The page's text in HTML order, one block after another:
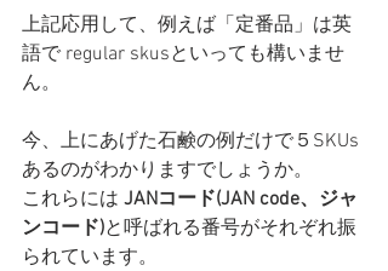
上記応用して、例えば 「定番品」は英
語で regular skusといっても構いませ
ん。
今、上にあげた石鹸の例だけで５SKUs
あるのがわかりますでしょうか。
これらには JANコード(JAN code、ジャ
ンコード)と呼ばれる番号がそれぞれ振
られています。